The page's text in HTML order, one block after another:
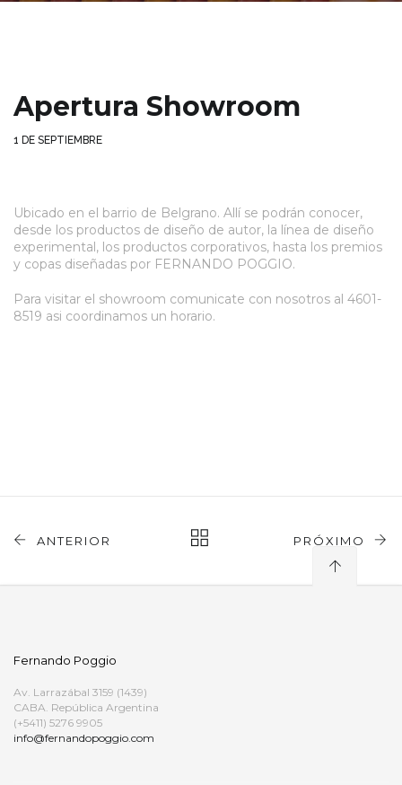
Apertura Showroom
1 DE SEPTIEMBRE
Ubicado en el barrio de Belgrano. Allí se podrán conocer,
desde los productos de diseño de autor, la línea de diseño
experimental, los productos corporativos, hasta los premios
y copas diseñadas por FERNANDO POGGIO.
Para visitar el showroom comunicate con nosotros al 4601-
8519 asi coordinamos un horario.
ANTERIOR PRÓXIMO
Fernando Poggio
Av. Larrazábal 3159 (1439)
CABA. República Argentina
(+5411) 5276 9905
info@fernandopoggio.com